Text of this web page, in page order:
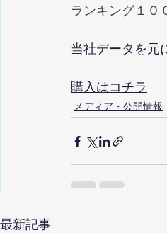
ランキング１０
当社データを元
購入はコチラ
メディア・公開情報
最新記事